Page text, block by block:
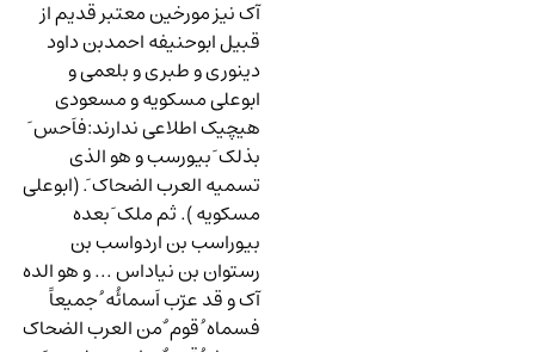
آک نیز مورخین معتبر قدیم از
قبیل ابوحنیفه احمدبن داود
دینوری و طبری و بلعمی و
ابوعلی مسکویه و مسعودی
هیچیک اطلاعی ندارند:فاَحس َ
بذلک َ بیورسب و هو الذی
تسمیه العرب الضحاک َ. (ابوعلی
مسکویه ). ثم ملک َ بعده
بیوراسب بن اردواسب بن
رستوان بن نیاداس ... و هو الده
آک و قد عرّب اَسمائُه ُ جمیعاً
فسماه ُ قوم ٌ من العرب الضحاک